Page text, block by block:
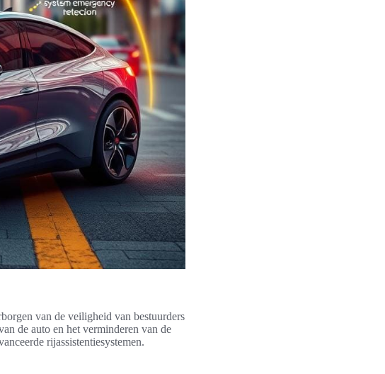
van de veiligheid van bestuurders
de auto en het verminderen van de
rijassistentiesystemen.